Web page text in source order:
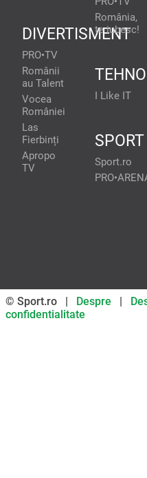
DIVERTISMENT
PRO•TV
Românii
au Talent
Vocea
României
Las
Fierbinți
Apropo
TV
România,
te iubesc!
I Like IT
SPORT
Sport.ro
© Sport.ro | Despre
confidentialitate